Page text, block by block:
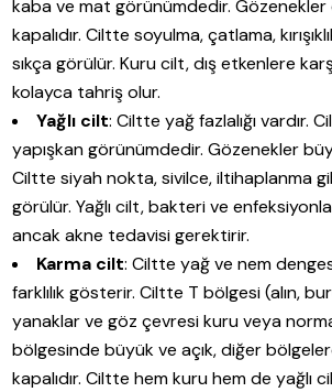
kaba ve mat görünümdedir.
kapalıdır. Ciltte soyulma, çatlama,
sıkça görülür. Kuru cilt, dış etkenlere
kolayca tahriş olur.
Yağlı cilt: Ciltte yağ fazlalığı vardır.
yapışkan görünümdedir. Gözenekler
Ciltte siyah nokta, sivilce, iltihaplanma
görülür. Yağlı cilt, bakteri ve
ancak akne tedavisi gerektirir.
Karma cilt: Ciltte yağ ve nem
farklılık gösterir. Ciltte T bölgesi (alın,
yanaklar ve göz çevresi kuru veya
bölgesinde büyük ve açık, diğer
kapalıdır. Ciltte hem kuru hem de yağlı